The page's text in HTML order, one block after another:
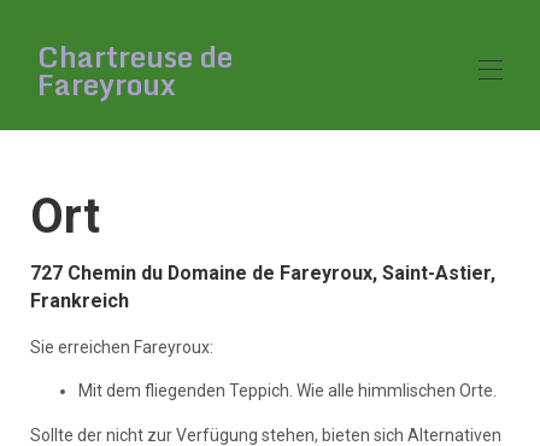
Chartreuse de
Fareyroux
Tarife
Kontakt
Interessante Aktivitäten
Ort
727 Chemin du Domaine de Fareyroux, Saint-Astier,
Frankreich
Sie erreichen Fareyroux:
Mit dem fliegenden Teppich. Wie alle himmlischen Orte.
Sollte der nicht zur Verfügung stehen, bieten sich Alternativen